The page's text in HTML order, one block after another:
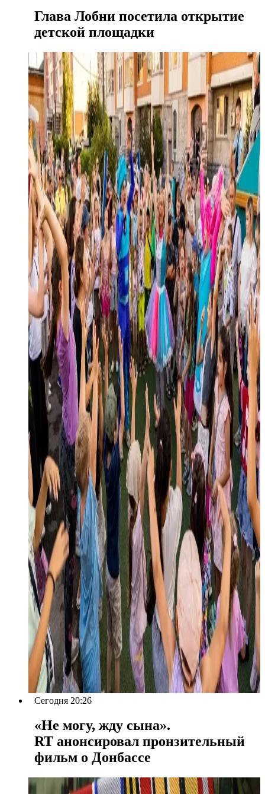
Глава Лобни посетила открытие
детской площадки
Сегодня 20:26
«Не могу, жду сына».
RT анонсировал пронзительный
фильм о Донбассе